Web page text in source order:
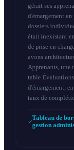
gérait ses
d'émargement
dossiers
était inexistant
de prise en
avons
Apprenants, une
table
d'émargement,
taux de
Tableau de
gestion